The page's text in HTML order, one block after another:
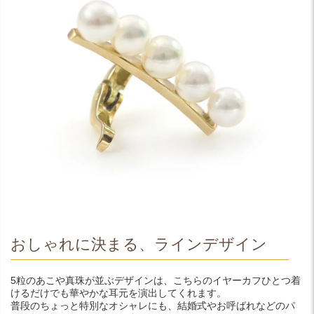
おしゃれに決まる、ラインデザイン
5粒のあこや真珠が並ぶデザインは、こちらのイヤーカフひとつ着
けるだけでも華やかな耳元を演出してくれます。
普段のちょっと特別なオシャレにも、結婚式やお呼ばれなどのパ